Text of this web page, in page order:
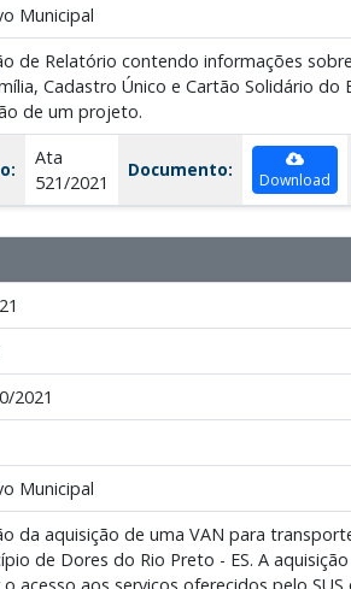
Municipal
de Relatório contendo informações
Cadastro Único e Cartão Solidário do
de um projeto.
Ata
521/2021
Documento: Download
2021
Municipal
da aquisição de uma VAN para
de Dores do Rio Preto - ES. A